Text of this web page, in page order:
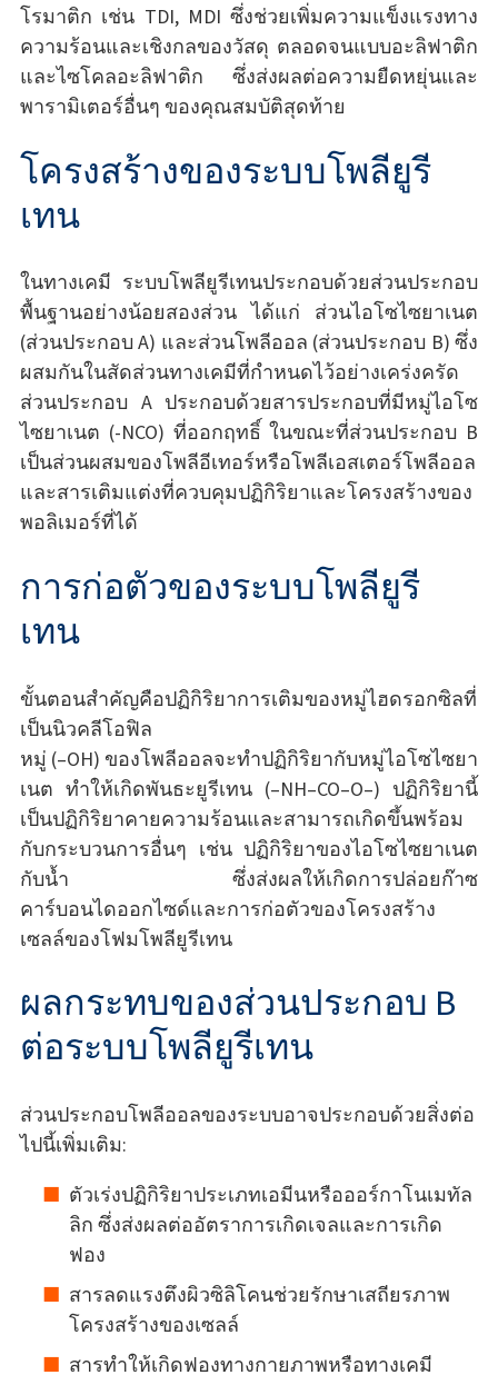
โรมาติก เช่น TDI, MDI ซึ่งช่วยเพิ่มความแข็งแรงทาง
ความร้อนและเชิงกลของวัสดุ ตลอดจนแบบอะลิฟาติก
และไซโคลอะลิฟาติก ซึ่งส่งผลต่อความยืดหยุ่นและ
พารามิเตอร์อื่นๆ ของคุณสมบัติสุดท้าย
โครงสร้างของระบบโพลียูรี
เทน
ในทางเคมี ระบบโพลียูรีเทนประกอบด้วยส่วนประกอบ
พื้นฐานอย่างน้อยสองส่วน ได้แก่ ส่วนไอโซไซยาเนต
(ส่วนประกอบ A) และส่วนโพลีออล (ส่วนประกอบ B) ซึ่ง
ผสมกันในสัดส่วนทางเคมีที่กำหนดไว้อย่างเคร่งครัด
ส่วนประกอบ A ประกอบด้วยสารประกอบที่มีหมู่ไอโซ
ไซยาเนต (-NCO) ที่ออกฤทธิ์ ในขณะที่ส่วนประกอบ B
เป็นส่วนผสมของโพลีอีเทอร์หรือโพลีเอสเตอร์โพลีออล
และสารเติมแต่งที่ควบคุมปฏิกิริยาและโครงสร้างของ
พอลิเมอร์ที่ได้
การก่อตัวของระบบโพลียูรี
เทน
ขั้นตอนสำคัญคือปฏิกิริยาการเติมของหมู่ไฮดรอกซิลที่
เป็นนิวคลีโอฟิล
หมู่ (–OH) ของโพลีออลจะทำปฏิกิริยากับหมู่ไอโซไซยา
เนต ทำให้เกิดพันธะยูรีเทน (–NH–CO–O–) ปฏิกิริยานี้
เป็นปฏิกิริยาคายความร้อนและสามารถเกิดขึ้นพร้อม
กับกระบวนการอื่นๆ เช่น ปฏิกิริยาของไอโซไซยาเนต
กับน้ำ ซึ่งส่งผลให้เกิดการปล่อยก๊าซ
คาร์บอนไดออกไซด์และการก่อตัวของโครงสร้าง
เซลล์ของโฟมโพลียูรีเทน
ผลกระทบของส่วนประกอบ B
ต่อระบบโพลียูรีเทน
ส่วนประกอบโพลีออลของระบบอาจประกอบด้วยสิ่งต่อ
ไปนี้เพิ่มเติม:
ตัวเร่งปฏิกิริยาประเภทเอมีนหรือออร์กาโนเมทัล
ลิก ซึ่งส่งผลต่ออัตราการเกิดเจลและการเกิด
ฟอง
สารลดแรงตึงผิวซิลิโคนช่วยรักษาเสถียรภาพ
โครงสร้างของเซลล์
สารทำให้เกิดฟองทางกายภาพหรือทางเคมี